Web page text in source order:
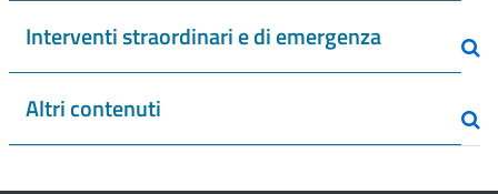
Interventi straordinari e di emergenza
Altri contenuti